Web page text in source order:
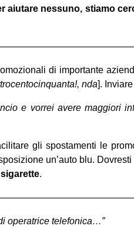
aiutare nessuno, stiamo
di importante
nda].
e vorrei avere maggiori
gli spostamenti le
un’auto blu.
.
operatrice telefonica…”